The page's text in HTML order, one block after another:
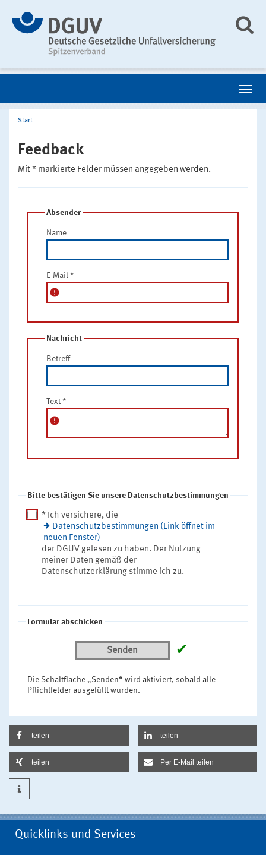
Start
Feedback
Mit * markierte Felder müssen angegeben werden.
Absender
Name
E-Mail *
error
Nachricht
Betreff
Text *
error
Bitte bestätigen Sie unsere Datenschutzbestimmungen
* Ich versichere, die
Datenschutzbestimmungen (Link öffnet im
neuen Fenster)
der DGUV gelesen zu haben. Der Nutzung
meiner Daten gemäß der
Datenschutzerklärung stimme ich zu.
Formular abschicken
Senden ✔
Die Schaltfläche „Senden“ wird aktiviert, sobald alle
Pflichtfelder ausgefüllt wurden.
teilen teilen
teilen Per E-Mail teilen
Quicklinks und Services